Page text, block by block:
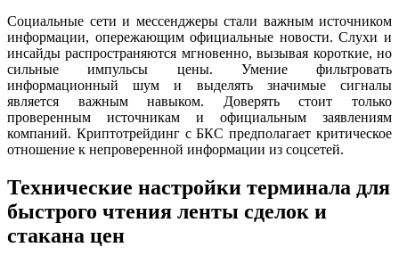
Социальные сети и мессенджеры стали важным источником
информации, опережающим официальные новости. Слухи и
инсайды распространяются мгновенно, вызывая короткие, но
сильные импульсы цены. Умение фильтровать
информационный шум и выделять значимые сигналы
является важным навыком. Доверять стоит только
проверенным источникам и официальным заявлениям
компаний. Криптотрейдинг с БКС предполагает критическое
отношение к непроверенной информации из соцсетей.
Технические настройки терминала для
быстрого чтения ленты сделок и
стакана цен